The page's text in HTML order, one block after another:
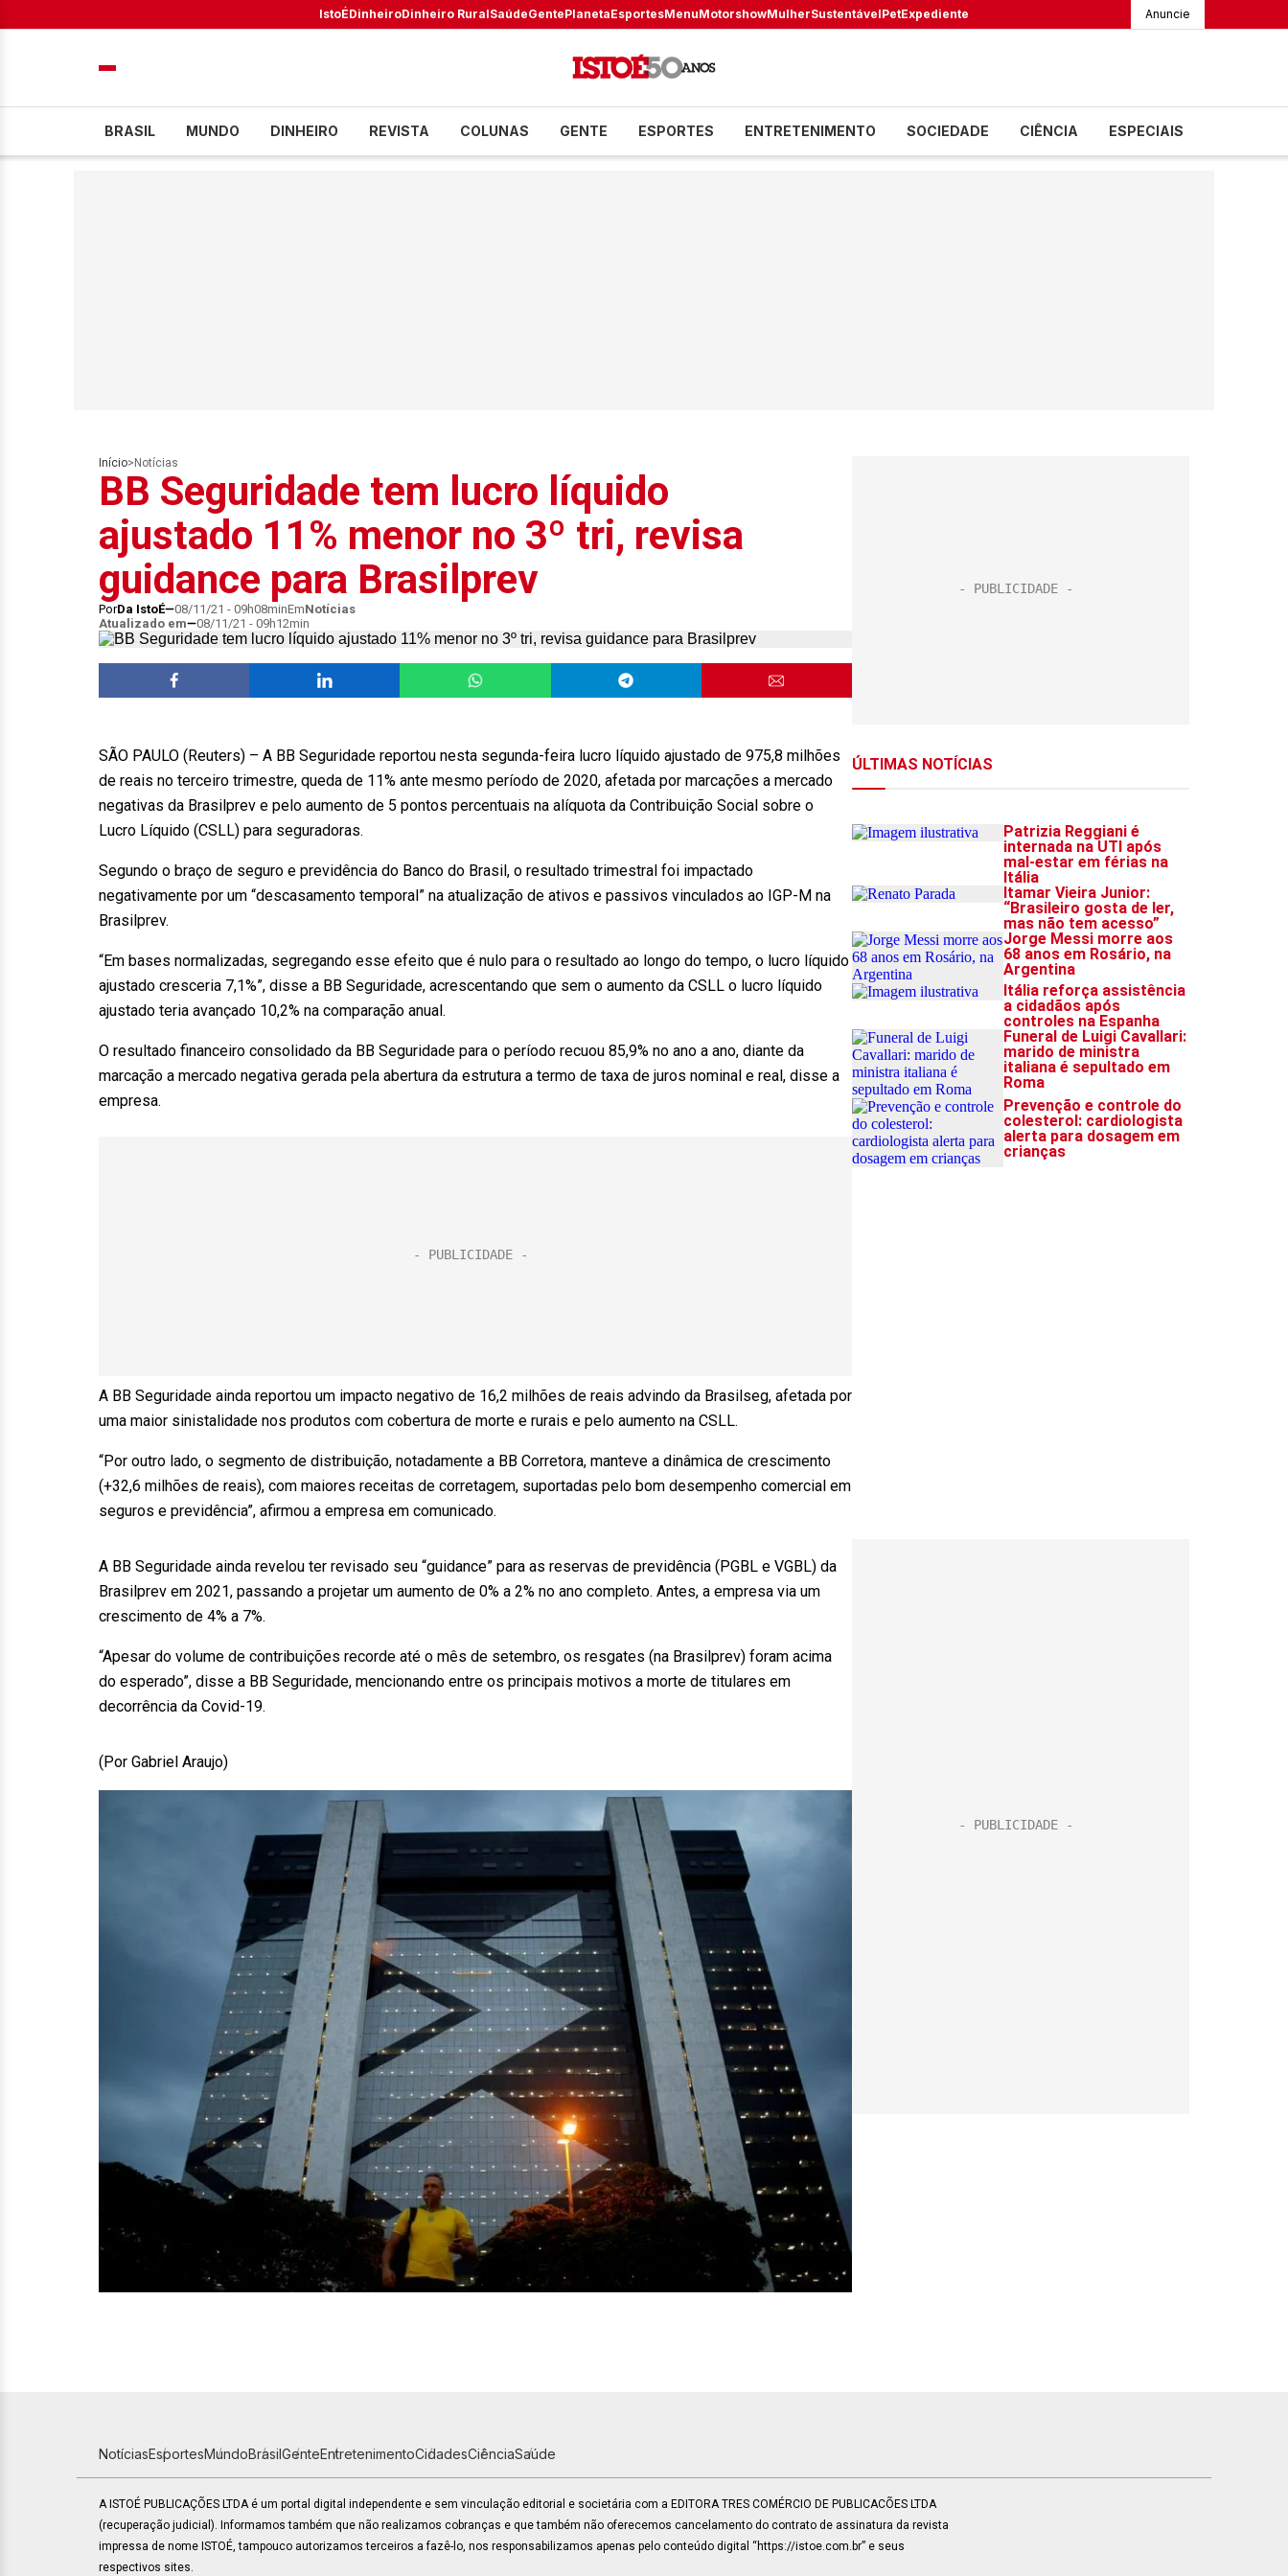
IstoÉDinheiroDinheiro RuralSaúdeGentePlanetaEsportesMenuMotorshowMulherSustentávelPetExpediente Anuncie
BRASIL MUNDO DINHEIRO REVISTA COLUNAS GENTE ESPORTES ENTRETENIMENTO SOCIEDADE CIÊNCIA ESPECIAIS
Início> Notícias
BB Seguridade tem lucro líquido
ajustado 11% menor no 3º tri, revisa
guidance para Brasilprev
PorDa IstoÉ 08/11/21 - 09h08minEmNotícias
Atualizado em
08/11/21 - 09h12min
SÃO PAULO (Reuters) – A BB Seguridade reportou nesta segunda-feira lucro líquido ajustado de 975,8 milhões
de reais no terceiro trimestre, queda de 11% ante mesmo período de 2020, afetada por marcações a mercado
negativas da Brasilprev e pelo aumento de 5 pontos percentuais na alíquota da Contribuição Social sobre o
Lucro Líquido (CSLL) para seguradoras.
Segundo o braço de seguro e previdência do Banco do Brasil, o resultado trimestral foi impactado
negativamente por um “descasamento temporal” na atualização de ativos e passivos vinculados ao IGP-M na
Brasilprev.
“Em bases normalizadas, segregando esse efeito que é nulo para o resultado ao longo do tempo, o lucro líquido
ajustado cresceria 7,1%”, disse a BB Seguridade, acrescentando que sem o aumento da CSLL o lucro líquido
ajustado teria avançado 10,2% na comparação anual.
O resultado financeiro consolidado da BB Seguridade para o período recuou 85,9% no ano a ano, diante da
marcação a mercado negativa gerada pela abertura da estrutura a termo de taxa de juros nominal e real, disse a
empresa.
A BB Seguridade ainda reportou um impacto negativo de 16,2 milhões de reais advindo da Brasilseg, afetada por
uma maior sinistalidade nos produtos com cobertura de morte e rurais e pelo aumento na CSLL.
“Por outro lado, o segmento de distribuição, notadamente a BB Corretora, manteve a dinâmica de crescimento
(+32,6 milhões de reais), com maiores receitas de corretagem, suportadas pelo bom desempenho comercial em
seguros e previdência”, afirmou a empresa em comunicado.
A BB Seguridade ainda revelou ter revisado seu “guidance” para as reservas de previdência (PGBL e VGBL) da
Brasilprev em 2021, passando a projetar um aumento de 0% a 2% no ano completo. Antes, a empresa via um
crescimento de 4% a 7%.
“Apesar do volume de contribuições recorde até o mês de setembro, os resgates (na Brasilprev) foram acima
do esperado”, disse a BB Seguridade, mencionando entre os principais motivos a morte de titulares em
decorrência da Covid-19.
(Por Gabriel Araujo)
NotíciasEsportesMundoBrasilGenteEntretenimentoCidadesCiênciaSaúde
A ISTOÉ PUBLICAÇÕES LTDA é um portal digital independente e sem vinculação editorial e societária com a EDITORA TRES COMÉRCIO DE PUBLICACÕES LTDA
(recuperação judicial). Informamos também que não realizamos cobranças e que também não oferecemos cancelamento do contrato de assinatura da revista
impressa de nome ISTOÉ, tampouco autorizamos terceiros a fazê-lo, nos responsabilizamos apenas pelo conteúdo digital “https://istoe.com.br” e seus
respectivos sites.